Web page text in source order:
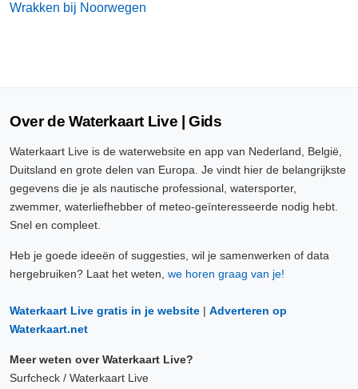
Wrakken bij Noorwegen
Over de Waterkaart Live | Gids
Waterkaart Live is de waterwebsite en app van Nederland, België,
Duitsland en grote delen van Europa. Je vindt hier de belangrijkste
gegevens die je als nautische professional, watersporter,
zwemmer, waterliefhebber of meteo-geïnteresseerde nodig hebt.
Snel en compleet.
Heb je goede ideeën of suggesties, wil je samenwerken of data
hergebruiken? Laat het weten, we horen graag van je!
Waterkaart Live gratis in je website | Adverteren op
Waterkaart.net
Meer weten over Waterkaart Live?
Surfcheck / Waterkaart Live